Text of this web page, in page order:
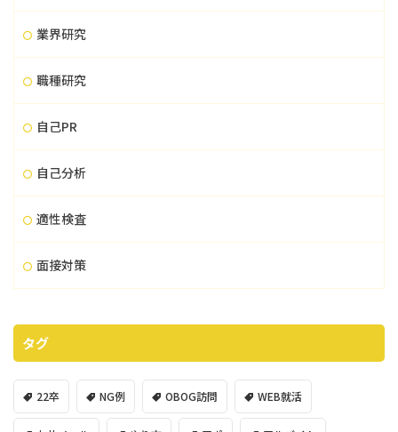
業界研究
職種研究
自己PR
自己分析
適性検査
面接対策
タグ
22卒 NG例 OBOG訪問 WEB就活